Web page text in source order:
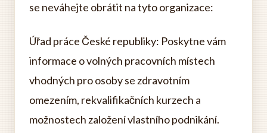
se neváhejte obrátit na tyto organizace:
Úřad práce České republiky: Poskytne vám
informace o volných pracovních místech
vhodných pro osoby se zdravotním
omezením, rekvalifikačních kurzech a
možnostech založení vlastního podnikání.